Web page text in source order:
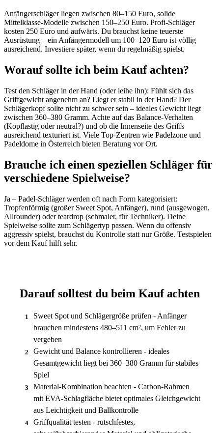
Anfängerschläger liegen zwischen 80–150 Euro, solide
Mittelklasse-Modelle zwischen 150–250 Euro. Profi-Schläger
kosten 250 Euro und aufwärts. Du brauchst keine teuerste
Ausrüstung – ein Anfängermodell um 100–120 Euro ist völlig
ausreichend. Investiere später, wenn du regelmäßig spielst.
Worauf sollte ich beim Kauf achten?
Test den Schläger in der Hand (oder leihe ihn): Fühlt sich das
Griffgewicht angenehm an? Liegt er stabil in der Hand? Der
Schlägerkopf sollte nicht zu schwer sein – ideales Gewicht liegt
zwischen 360–380 Gramm. Achte auf das Balance-Verhalten
(Kopflastig oder neutral?) und ob die Innenseite des Griffs
ausreichend texturiert ist. Viele Top-Zentren wie Padelzone und
Padeldome in Österreich bieten Beratung vor Ort.
Brauche ich einen speziellen Schläger für
verschiedene Spielweise?
Ja – Padel-Schläger werden oft nach Form kategorisiert:
Tropfenförmig (großer Sweet Spot, Anfänger), rund (ausgewogen,
Allrounder) oder teardrop (schmaler, für Techniker). Deine
Spielweise sollte zum Schlägertyp passen. Wenn du offensiv
aggressiv spielst, brauchst du Kontrolle statt nur Größe. Testspielen
vor dem Kauf hilft sehr.
Darauf solltest du beim Kauf achten
1
Sweet Spot und Schlägergröße prüfen - Anfänger
brauchen mindestens 480–511 cm², um Fehler zu
vergeben
2
Gewicht und Balance kontrollieren - ideales
Gesamtgewicht liegt bei 360–380 Gramm für stabiles
Spiel
3
Material-Kombination beachten - Carbon-Rahmen
mit EVA-Schlagfläche bietet optimales Gleichgewicht
aus Leichtigkeit und Ballkontrolle
4
Griffqualität testen - rutschfestes,